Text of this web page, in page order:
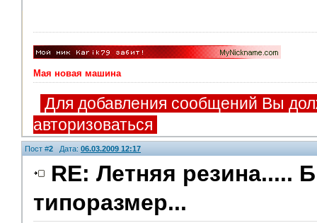
Мая новая машина
Для добавления сообщений Вы
авторизоваться
Пост #2 Дата: 06.03.2009 12:17
RE: Летняя резина.....
типоразмер...